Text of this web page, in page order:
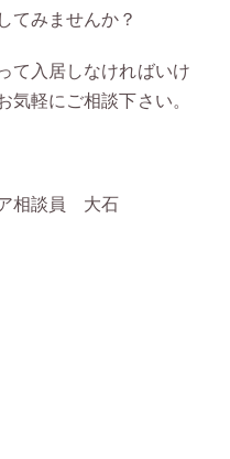
てみませんか？
て入居しなければいけ
気軽にご相談下さい。
相談員 大石